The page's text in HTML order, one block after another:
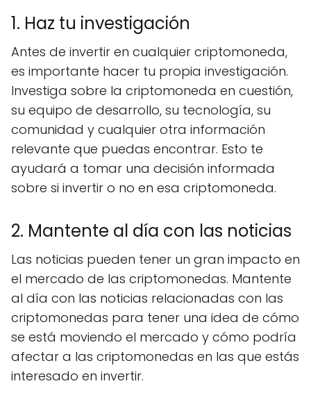
1. Haz tu investigación
Antes de invertir en cualquier criptomoneda,
es importante hacer tu propia investigación.
Investiga sobre la criptomoneda en cuestión,
su equipo de desarrollo, su tecnología, su
comunidad y cualquier otra información
relevante que puedas encontrar. Esto te
ayudará a tomar una decisión informada
sobre si invertir o no en esa criptomoneda.
2. Mantente al día con las noticias
Las noticias pueden tener un gran impacto en
el mercado de las criptomonedas. Mantente
al día con las noticias relacionadas con las
criptomonedas para tener una idea de cómo
se está moviendo el mercado y cómo podría
afectar a las criptomonedas en las que estás
interesado en invertir.